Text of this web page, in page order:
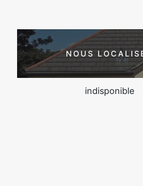
NOUS
indisponible